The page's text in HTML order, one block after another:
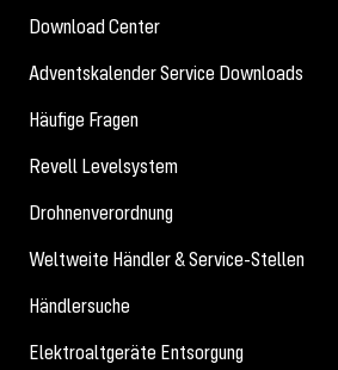
Download Center
Adventskalender Service Downloads
Häufige Fragen
Revell Levelsystem
Drohnenverordnung
Weltweite Händler & Service-Stellen
Händlersuche
Elektroaltgeräte Entsorgung